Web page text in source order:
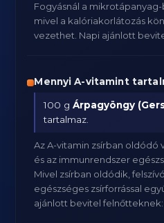
Fogyásnál a
mivel a kalóriakorlátozás
vezethet. Napi ajánlott
Mennyi A-vitamint
100 gÁrpagyöngy
tartalmaz.
Az A-vitamin zsírban oldódó
és az immunrendszer
Mivel zsírban oldódik,
egészséges zsírforrással
ajánlott bevitel felnőtteknek: